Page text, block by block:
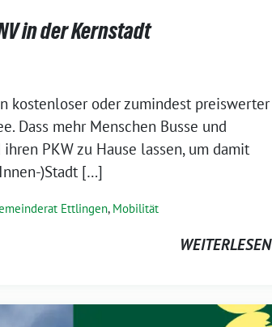
in der Kernstadt
kostenloser oder zumindest preiswerter
Dass mehr Menschen Busse und
PKW zu Hause lassen, um damit
)Stadt […]
Ettlingen, Mobilität
WEITERLESEN